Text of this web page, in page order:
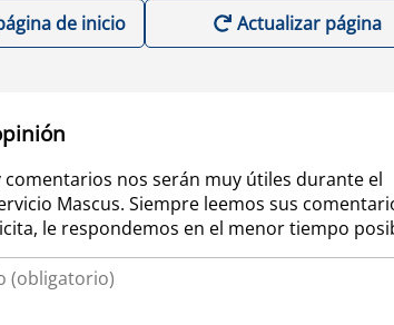
de inicio Actualizar página
comentarios nos serán muy útiles durante el
Mascus. Siempre leemos sus
le respondemos en el menor tiempo